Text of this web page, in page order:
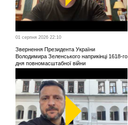
01 серпня 2026 22:10
Звернення Президента України
Володимира Зеленського наприкінці 1618-го
дня повномасштабної війни